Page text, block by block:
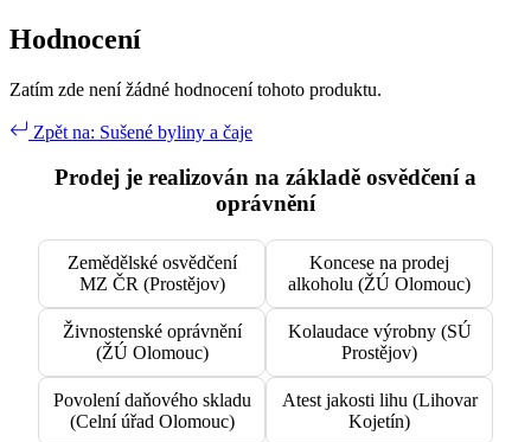
Hodnocení
Zatím zde není žádné hodnocení tohoto produktu.
Zpět na: Sušené byliny a čaje
Prodej je realizován na základě osvědčení a
oprávnění
Zemědělské osvědčení
MZ ČR (Prostějov)
Koncese na prodej
alkoholu (ŽÚ Olomouc)
Živnostenské oprávnění
(ŽÚ Olomouc)
Kolaudace výrobny (SÚ
Prostějov)
Povolení daňového skladu
(Celní úřad Olomouc)
Atest jakosti lihu (Lihovar
Kojetín)